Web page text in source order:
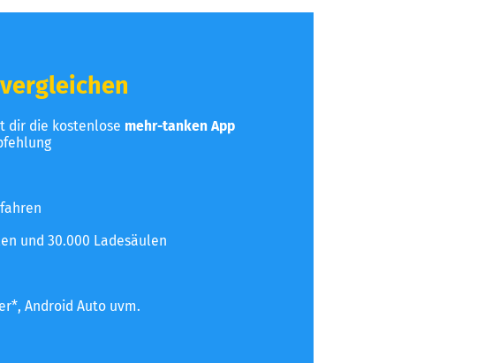
dir die kostenlose mehr-tanken App
und 30.000 Ladesäulen
Android Auto uvm.